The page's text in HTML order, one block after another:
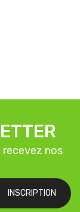
nos
INSCRIPTION